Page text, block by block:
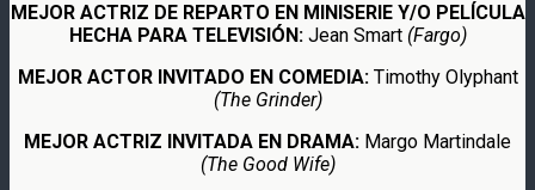
MEJOR ACTRIZ DE REPARTO EN MINISERIE Y/O PELÍCULA
HECHA PARA TELEVISIÓN: Jean Smart (Fargo)
MEJOR ACTOR INVITADO EN COMEDIA: Timothy Olyphant
(The Grinder)
MEJOR ACTRIZ INVITADA EN DRAMA: Margo Martindale
(The Good Wife)